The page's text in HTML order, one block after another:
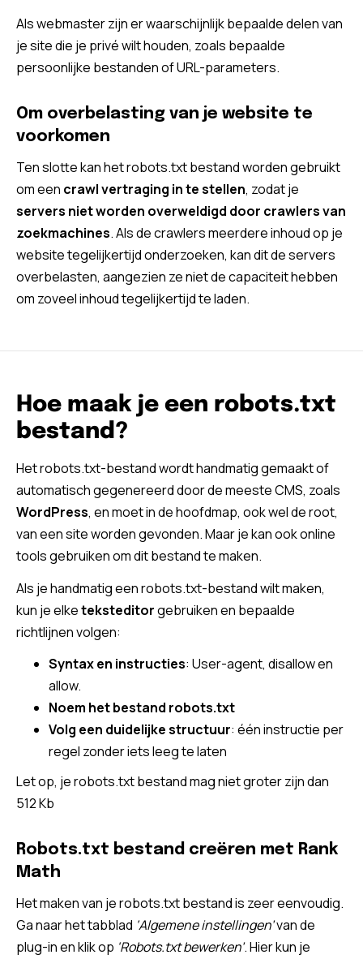
Als webmaster zijn er waarschijnlijk bepaalde delen van
je site die je privé wilt houden, zoals bepaalde
persoonlijke bestanden of URL-parameters.
Om overbelasting van je website te
voorkomen
Ten slotte kan het robots.txt bestand worden gebruikt
om een ​​ crawl vertraging in te stellen, zodat je
servers niet worden overweldigd door crawlers van
zoekmachines. Als de crawlers meerdere inhoud op je
website tegelijkertijd onderzoeken, kan dit de servers
overbelasten, aangezien ze niet de capaciteit hebben
om zoveel inhoud tegelijkertijd te laden.
Hoe maak je een robots.txt
bestand?
Het robots.txt-bestand wordt handmatig gemaakt of
automatisch gegenereerd door de meeste CMS, zoals
WordPress, en moet in de hoofdmap, ook wel de root,
van een site worden gevonden. Maar je kan ook online
tools gebruiken om dit bestand te maken.
Als je handmatig een robots.txt-bestand wilt maken,
kun je elketeksteditorgebruiken en bepaalde
richtlijnen volgen:
Syntax en instructies: User-agent, disallow en
allow.
Noem het bestand robots.txt
Volg een duidelijke structuur: één instructie per
regel zonder iets leeg te laten
Let op, je robots.txt bestand mag niet groter zijn dan
512 Kb
Robots.txt bestand creëren met Rank
Math
Het maken van je robots.txt bestand is zeer eenvoudig.
Ga naar het tabblad ‘Algemene instellingen’van de
plug-in en klik op ‘Robots.txt bewerken’. Hier kun je